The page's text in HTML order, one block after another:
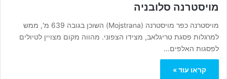
מויסטרנה סלובניה
מויסטרנה כפר מויסטרנה (Mojstrana) השוכן בגובה 639 מ', ממש
למרגלות פסגת טריגלאב, מצידו הצפוני. מהווה מקום מצויין לטיולים
לפסגות האלפים…
קראו עוד »